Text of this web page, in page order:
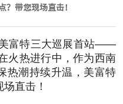
？带您现场直击！
富特三大巡展首站——
火热进行中，作为西南
热潮持续升温，美富特
直击！